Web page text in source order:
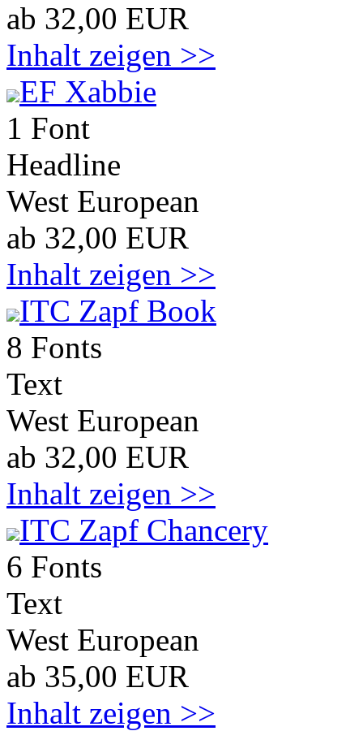
ab 32,00 EUR
Inhalt zeigen >>
EF Xabbie
1 Font
Headline
West European
ab 32,00 EUR
Inhalt zeigen >>
ITC Zapf Book
8 Fonts
Text
West European
ab 32,00 EUR
Inhalt zeigen >>
ITC Zapf Chancery
6 Fonts
Text
West European
ab 35,00 EUR
Inhalt zeigen >>